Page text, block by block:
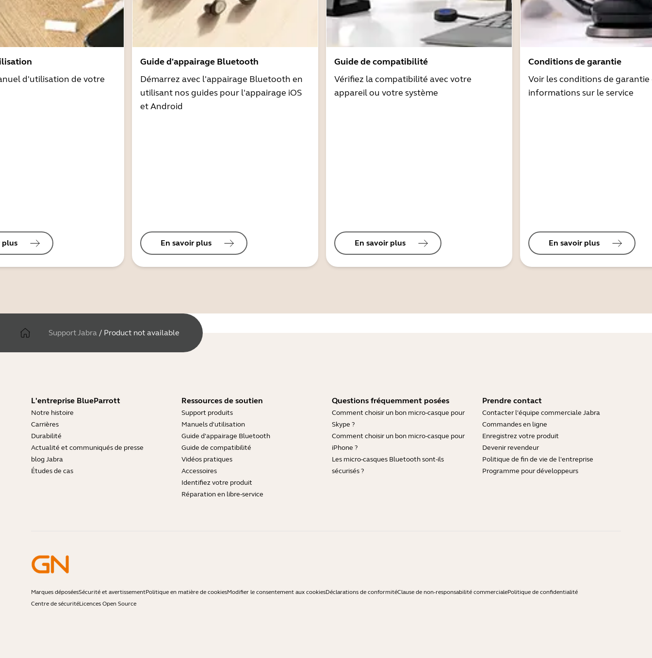
d'utilisation de votre
plus
Guide d'appairage Bluetooth
Démarrez avec l'appairage Bluetooth en
utilisant nos guides pour l'appairage iOS
et Android
En savoir plus
Guide de compatibilité
Vérifiez la compatibilité avec votre
appareil ou votre système
En savoir plus
Conditions de garantie
Voir les conditions de garantie
informations sur le service
En savoir plus
Support Jabra / Product not available
L'entreprise BlueParrott
Notre histoire
Carrières
Durabilité
Actualité et communiqués de presse
blog Jabra
Études de cas
Ressources de soutien
Support produits
Manuels d'utilisation
Guide d'appairage Bluetooth
Guide de compatibilité
Vidéos pratiques
Accessoires
Identifiez votre produit
Réparation en libre-service
Questions fréquemment posées
Comment choisir un bon micro-casque pour
Skype ?
Comment choisir un bon micro-casque pour
iPhone ?
Les micro-casques Bluetooth sont-ils
sécurisés ?
Prendre contact
Contacter l'équipe commerciale Jabra
Commandes en ligne
Enregistrez votre produit
Devenir revendeur
Politique de fin de vie de l'entreprise
Programme pour développeurs
Marques déposéesSécurité et avertissementPolitique en matière de cookiesModifier le consentement aux cookiesDéclarations de conformitéClause de non-responsabilité commercialePolitique de confidentialité
Centre de sécuritéLicences Open Source